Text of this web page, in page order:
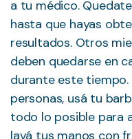
a tu médico.
hasta que hayas
resultados. Otros
deben quedarse en
durante este tiempo.
personas, usá tu
todo lo posible para